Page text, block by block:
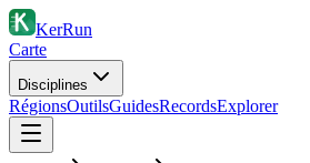
KerRun
Carte
Disciplines
RégionsOutilsGuidesRecordsExplorer